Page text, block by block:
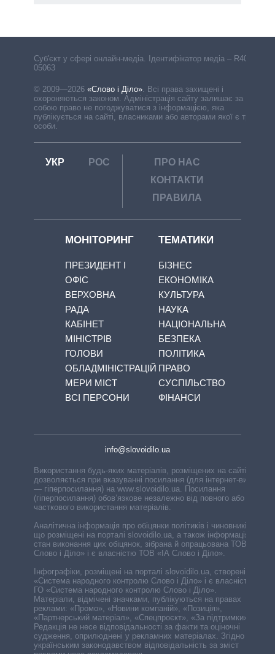
Cуб'єкт у сфері онлайн-медіа. Ідентифікатор медіа – R40-
05063
© 2009—2026 «Слово і Діло» Всі права захищені і
охороняються законом. Адміністрація сайту залишає за
собою право не погоджуватися з інформацією, яка
публікується на сайті, власниками або авторами якої є треті
особи.
УКР РОС
ПРО НАС
КОНТАКТИ
ПРАВИЛА
МОНІТОРИНГ
ПРЕЗИДЕНТ І
ОФІС
ВЕРХОВНА
РАДА
КАБІНЕТ
МІНІСТРІВ
ГОЛОВИ
ОБЛАДМІНІСТРАЦІЙ
МЕРИ МІСТ
ВСІ ПЕРСОНИ
ТЕМАТИКИ
БІЗНЕС
ЕКОНОМІКА
КУЛЬТУРА
НАУКА
НАЦІОНАЛЬНА
БЕЗПЕКА
ПОЛІТИКА
ПРАВО
СУСПІЛЬСТВО
ФІНАНСИ
info@slovoidilo.ua
Використання будь-яких матеріалів, розміщених на сайті,
дозволяється при вказуванні посилання (для інтернет-видань
— гіперпосилання) на www.slovoidilo.ua. Посилання
(гіперпосилання) обов’язкове незалежно від повного або
часткового використання матеріалів.
Аналітична інформація про обіцянки політиків і чиновників,
що розміщені на порталі slovoidilo.ua, а також інформація про
стан виконання цих обіцянок, зібрана й опрацьована ТОВ «ІА
Слово і Діло» і є власністю ТОВ «ІА Слово і Діло».
Інфографіки, розміщені на порталі slovoidilo.ua, створені ГО
«Система народного контролю Слово і Діло» і є власністю
ГО «Система народного контролю Слово і Діло».
Матеріали, відмічені значками, публікуються на правах
реклами: «Промо», «Новини компаній», «Позиція»,
«Партнерський матеріал», «Спецпроєкт», «За підтримки».
Редакція не несе відповідальності за факти та оціночні
судження, оприлюднені у рекламних матеріалах. Згідно з
українським законодавством відповідальність за зміст